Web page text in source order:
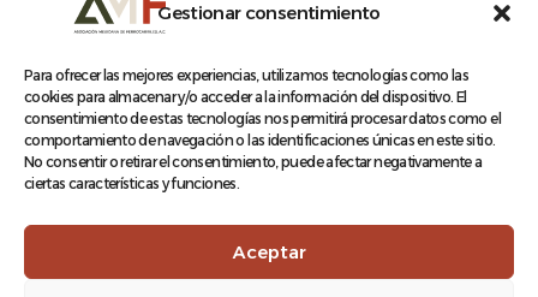
Gestionar consentimiento
Para ofrecer las mejores experiencias, utilizamos tecnologías como las
cookies para almacenar y/o acceder a la información del dispositivo. El
consentimiento de estas tecnologías nos permitirá procesar datos como el
comportamiento de navegación o las identificaciones únicas en este sitio.
No consentir o retirar el consentimiento, puede afectar negativamente a
ciertas características y funciones.
Aceptar
Manuel María Contreras 133, Cuauhtémoc,